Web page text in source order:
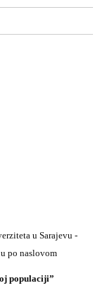
u Sarajevu -
po naslovom
populaciji”